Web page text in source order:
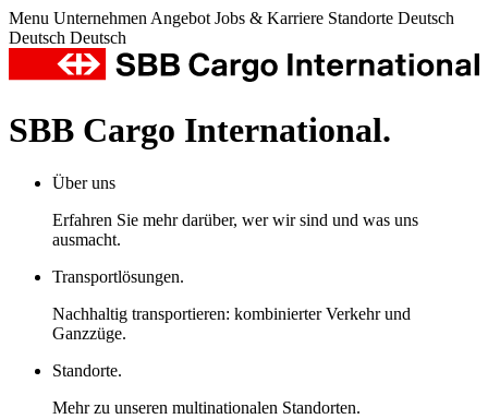
Menu Unternehmen Angebot Jobs & Karriere Standorte Deutsch
Deutsch Deutsch
SBB Cargo International.
Über uns
Erfahren Sie mehr darüber, wer wir sind und was uns
ausmacht.
Transportlösungen.
Nachhaltig transportieren: kombinierter Verkehr und
Ganzzüge.
Standorte.
Mehr zu unseren multinationalen Standorten.